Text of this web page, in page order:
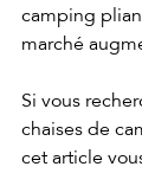
camping
marché
Si vous
chaises de
cet article